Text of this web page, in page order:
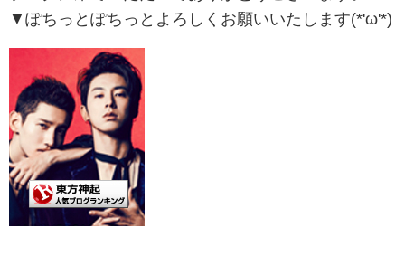
▼ぽちっとぽちっとよろしくお願いいたします(*'ω'*)